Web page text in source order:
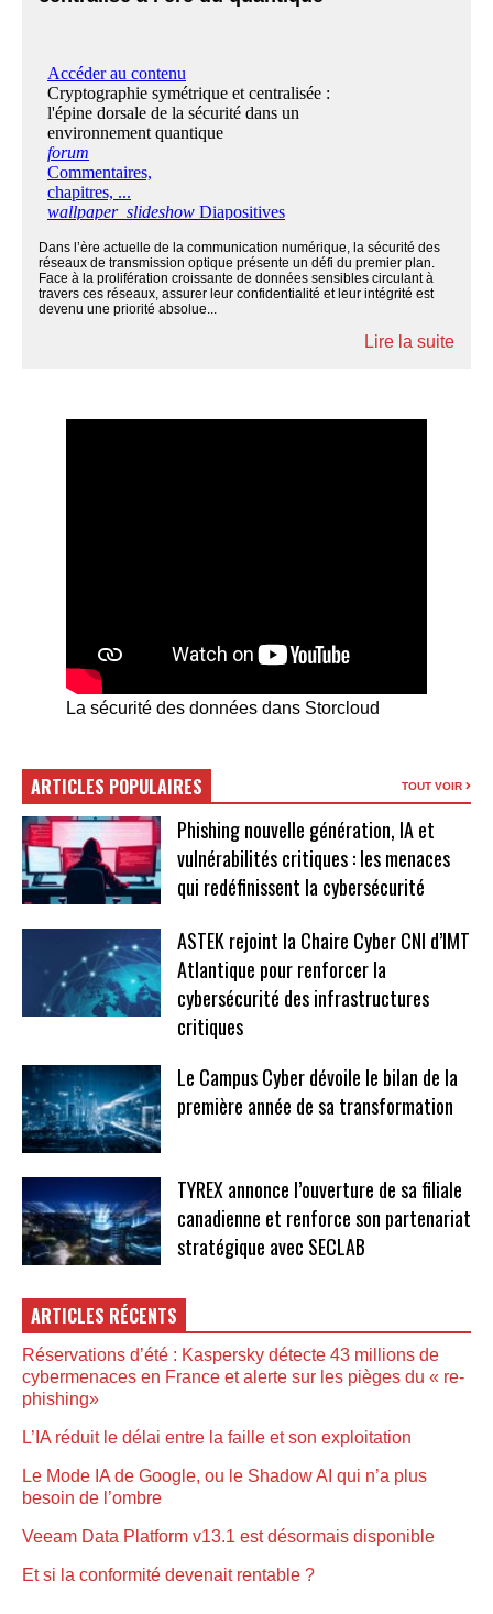
Dans l’ère actuelle de la communication numérique, la sécurité des
réseaux de transmission optique présente un défi du premier plan.
Face à la prolifération croissante de données sensibles circulant à
travers ces réseaux, assurer leur confidentialité et leur intégrité est
devenu une priorité absolue...
Lire la suite
La sécurité des données dans Storcloud
ARTICLES POPULAIRES TOUT VOIR
Phishing nouvelle génération, IA et
vulnérabilités critiques : les menaces
qui redéfinissent la cybersécurité
ASTEK rejoint la Chaire Cyber CNI d’IMT
Atlantique pour renforcer la
cybersécurité des infrastructures
critiques
Le Campus Cyber dévoile le bilan de la
première année de sa transformation
TYREX annonce l’ouverture de sa filiale
canadienne et renforce son partenariat
stratégique avec SECLAB
ARTICLES RÉCENTS
Réservations d’été : Kaspersky détecte 43 millions de
cybermenaces en France et alerte sur les pièges du « re-
phishing»
L’IA réduit le délai entre la faille et son exploitation
Le Mode IA de Google, ou le Shadow AI qui n’a plus
besoin de l’ombre
Veeam Data Platform v13.1 est désormais disponible
Et si la conformité devenait rentable ?